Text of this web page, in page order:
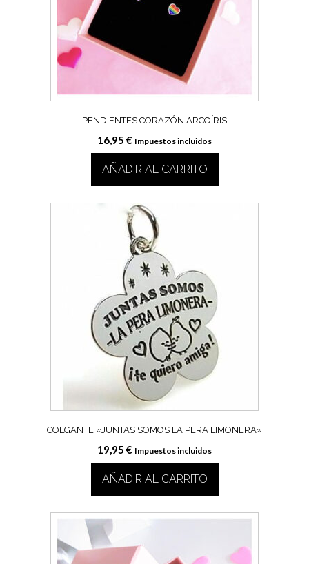
PENDIENTES CORAZÓN ARCOÍRIS
16,95 € Impuestos incluidos
AÑADIR AL CARRITO
COLGANTE «JUNTAS SOMOS LA PERA LIMONERA»
19,95 € Impuestos incluidos
AÑADIR AL CARRITO